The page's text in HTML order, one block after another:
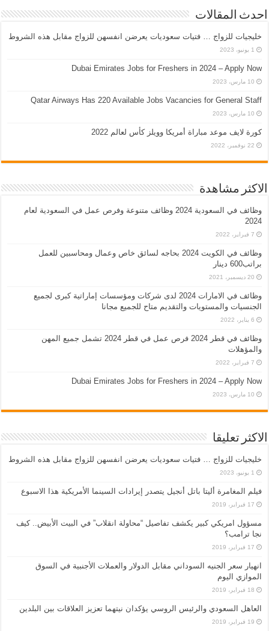
احدث المقالات
خليجيات للزواج … فتيات سعوديات يعرضن انفسهن للزواج مقابل هذه الشروط
1 يونيو، 2023
Dubai Emirates Jobs for Freshers in 2024 – Apply Now
10 مارس، 2023
Qatar Airways Has 220 Available Jobs Vacancies for General Staff
10 مارس، 2023
كورة لايف موعد مباراة أمريكا وويلز كأس لعالم 2022
22 نوفمبر، 2022
الاكثر مشاهدة
وظائف في السعودية 2024 وظائف متنوعة وفرص عمل في السعودية لعام
2024
7 فبراير، 2022
وظائف في الكويت 2024 بحاجه لسائق خاص وعمال ومحاسبين للعمل
براتب600 دينار
20 ديسمبر، 2021
وظائف في الامارات 2024 لدى شركات ومؤسسات إماراتية كبرى لجميع
الجنسيات والمستويات والتقديم متاح للجميع مجانا
6 يناير، 2022
وظائف في قطر 2024 فرص عمل في قطر 2024 تشمل جميع المهن
والمؤهلات
7 فبراير، 2022
Dubai Emirates Jobs for Freshers in 2024 – Apply Now
10 مارس، 2023
الاكثر تعليقا
خليجيات للزواج … فتيات سعوديات يعرضن انفسهن للزواج مقابل هذه الشروط
1 يونيو، 2023
فيلم المغامرة أليتا‭ ‬باتل أنجيل يتصدر إيرادات السينما الأمريكية هذا الاسبوع
17 فبراير، 2019
مسؤول امريكي كبير يكشف تفاصيل “محاولة انقلاب” في البيت الأبيض.. كيف
نجا ترامب؟
17 فبراير، 2019
انهيار سعر الجنيه السوداني مقابل الدولار والعملات الأجنبية في السوق
الموازي اليوم
18 فبراير، 2019
العاهل السعودي والرئيس الروسي يؤكدان نيتهما تعزيز العلاقات بين البلدين
19 فبراير، 2019